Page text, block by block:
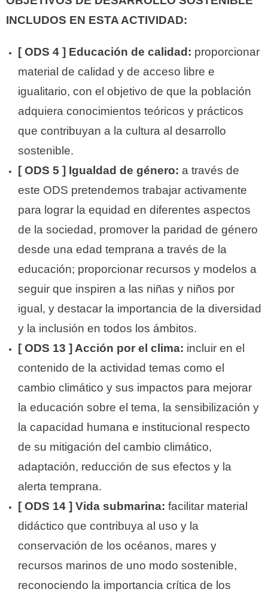
INCLUDOS EN ESTA ACTIVIDAD:
[ ODS 4 ] Educación de calidad: proporcionar
material de calidad y de acceso libre e
igualitario, con el objetivo de que la población
adquiera conocimientos teóricos y prácticos
que contribuyan a la cultura al desarrollo
sostenible.
[ ODS 5 ] Igualdad de género: a través de
este ODS pretendemos trabajar activamente
para lograr la equidad en diferentes aspectos
de la sociedad, promover la paridad de género
desde una edad temprana a través de la
educación; proporcionar recursos y modelos a
seguir que inspiren a las niñas y niños por
igual, y destacar la importancia de la diversidad
y la inclusión en todos los ámbitos.
[ ODS 13 ] Acción por el clima: incluir en el
contenido de la actividad temas como el
cambio climático y sus impactos para mejorar
la educación sobre el tema, la sensibilización y
la capacidad humana e institucional respecto
de su mitigación del cambio climático,
adaptación, reducción de sus efectos y la
alerta temprana.
[ ODS 14 ] Vida submarina: facilitar material
didáctico que contribuya al uso y la
conservación de los océanos, mares y
recursos marinos de uno modo sostenible,
reconociendo la importancia crítica de los